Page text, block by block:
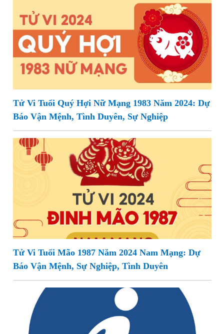
Tử Vi Tuổi Quý Hợi Nữ Mạng 1983 Năm 2024: Dự
Báo Vận Mệnh, Tình Duyên, Sự Nghiệp
Tử Vi Tuổi Mão 1987 Năm 2024 Nam Mạng: Dự
Báo Vận Mệnh, Sự Nghiệp, Tình Duyên